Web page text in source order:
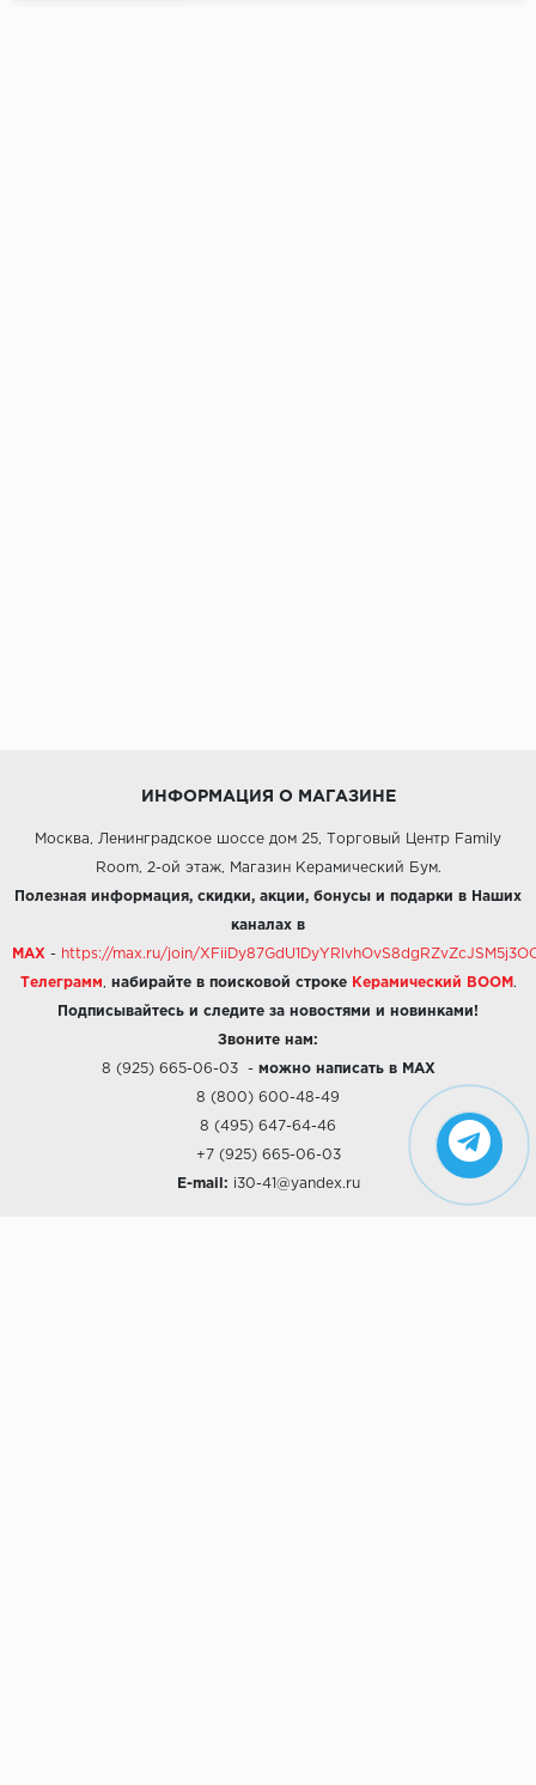
ИНФОРМАЦИЯ О МАГАЗИНЕ
Москва, Ленинградское шоссе дом 25, Торговый Центр Family
Room, 2-ой этаж, Магазин Керамический Бум.
Полезная информация, скидки, акции, бонусы и подарки в Наших
каналах в
MAX - https://max.ru/join/
Телеграмм набирайте в поисковой строке Керамический BOOM .
Подписывайтесь и следите за новостями и новинками!
Звоните нам:
8 (925) 665-06-03- можно написать в MAX
8 (800) 600-48-49
8 (495) 647-64-46
+7 (925) 665-06-03
E-mail: i30-41@yandex.ru